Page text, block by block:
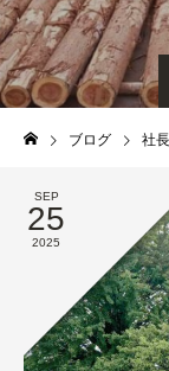
ブログ 社
SEP
25
2025